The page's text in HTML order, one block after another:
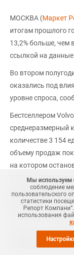
МОСКВА (Маркет
итогам прошлого
13,2% больше, чем
ссылкой на
Во втором
оказались под
уровне спроса,
Бестселлером
среднеразмерный
количестве 3 154
объему продаж
на котором
(+25,6%).
компактный
836 машин
S90 с
Между тем, в
планирует начать
Мы используем
соблюдение
пользовательского
статистики
Репорт
использования